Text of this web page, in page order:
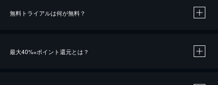
無料トライアルは何が無料？
最大40%※ポイント還元とは？